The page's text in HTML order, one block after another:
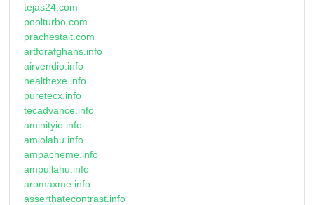
tejas24.com
poolturbo.com
prachestait.com
artforafghans.info
airvendio.info
healthexe.info
puretecx.info
tecadvance.info
aminityio.info
amiolahu.info
ampacheme.info
ampullahu.info
aromaxme.info
asserthatecontrast.info